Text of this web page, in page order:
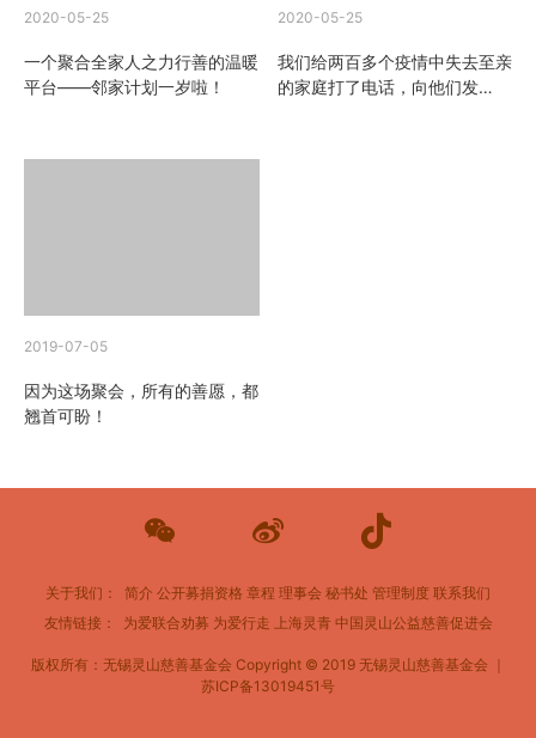
2020-05-25
一个聚合全家人之力行善的温暖
平台——邻家计划一岁啦！
2020-05-25
我们给两百多个疫情中失去至亲
的家庭打了电话，向他们发
2019-07-05
因为这场聚会，所有的善愿，都
翘首可盼！
关于我们： 简介 公开募捐资格 章程 理事会 秘书处 管理制度 联系我们
友情链接： 为爱联合劝募 为爱行走 上海灵青 中国灵山公益慈善促进会
版权所有：无锡灵山慈善基金会 Copyright © 2019 无锡灵山慈善基金会 ｜
苏ICP备13019451号